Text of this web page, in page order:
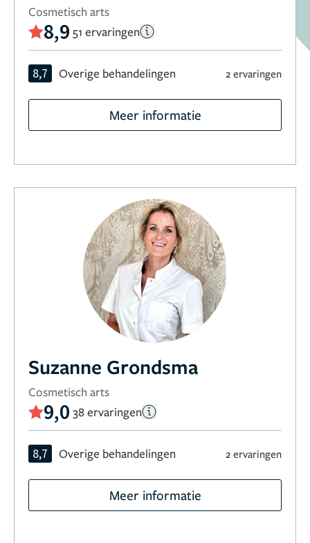
Cosmetisch arts
8,9 51 ervaringen
8,7 Overige behandelingen 2 ervaringen
Meer informatie
Suzanne Grondsma
Cosmetisch arts
9,0 38 ervaringen
8,7 Overige behandelingen 2 ervaringen
Meer informatie